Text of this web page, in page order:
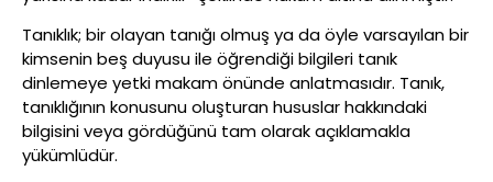
Tanıklık; bir olayan tanığı olmuş ya da öyle varsayılan bir
kimsenin beş duyusu ile öğrendiği bilgileri tanık
dinlemeye yetki makam önünde anlatmasıdır. Tanık,
tanıklığının konusunu oluşturan hususlar hakkındaki
bilgisini veya gördüğünü tam olarak açıklamakla
yükümlüdür.